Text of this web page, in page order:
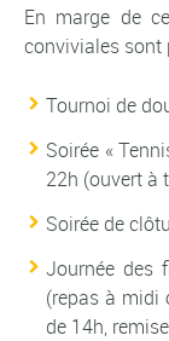
En marge de
conviviales sont
Tournoi de
Soirée «
22h (ouvert à
Soirée de
Journée des
(repas à midi
de 14h,